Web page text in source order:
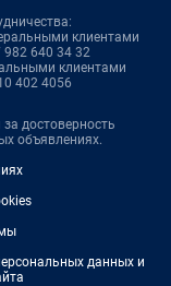
клиентами
982 640 34 32
клиентами
402 4056
за достоверность
объявлениях.
данных и